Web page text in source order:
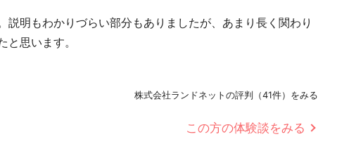
明もわかりづらい部分もありましたが、あまり長く関わり
思います。
株式会社ランドネットの評判（41件）をみる
この方の体験談をみる